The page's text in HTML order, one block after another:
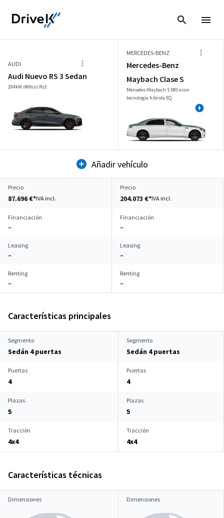
AUDI
Audi Nuevo RS 3 Sedan
294kW (400cv) Rs3
MERCEDES-BENZ
Mercedes-Benz
Maybach Clase S
Mercedes-Maybach S 580 e con
tecnología híbrida EQ
Añadir vehículo
Precio
87.696 €*IVA incl.
Precio
204.073 €*IVA incl.
Financiación
–
Financiación
–
Leasing
–
Leasing
–
Renting
–
Renting
–
Características principales
Segmento
Sedán 4 puertas
Segmento
Sedán 4 puertas
Puertas
4
Puertas
4
Plazas
5
Plazas
5
Tracción
4x4
Tracción
4x4
Características técnicas
Dimensiones Dimensiones